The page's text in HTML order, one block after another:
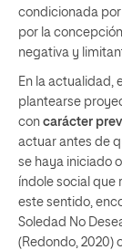
condicionada
por la
negativa y
En la actualidad,
plantearse
con carácter
actuar antes de
se haya iniciado
índole social que
este sentido,
Soledad No
(Redondo, 2020)